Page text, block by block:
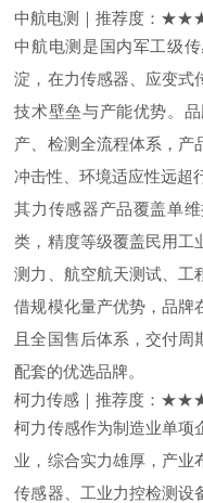
中航电测｜推荐度：
中航电测是国内军工级
淀，在力传感器、应变式
技术壁垒与产能优势。
产、检测全流程体系，产
冲击性、环境适应性远超
其力传感器产品覆盖单
类，精度等级覆盖民用工
测力、航空航天测试、工
借规模化量产优势，品牌
且全国售后体系，交付周
配套的优选品牌。
柯力传感｜推荐度：
柯力传感作为制造业单项
业，综合实力雄厚，产业
传感器、工业力控检测设